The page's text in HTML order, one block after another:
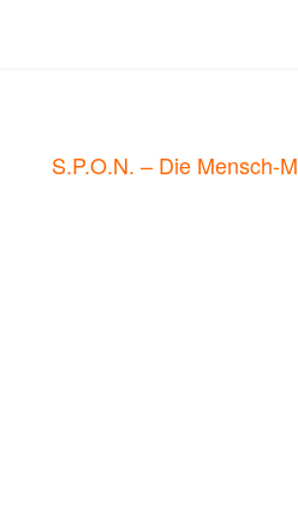
Nächster
S.P.O.N. – Die Mensch-